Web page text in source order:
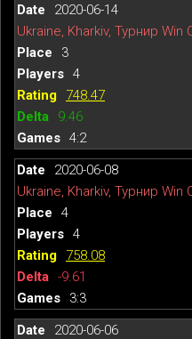
2020-06-14
Ukraine, Kharkiv, Турнир Win
3
4
748.47
9.46
4:2
2020-06-08
Ukraine, Kharkiv, Турнир Win
4
4
758.08
-9.61
3:3
2020-06-06